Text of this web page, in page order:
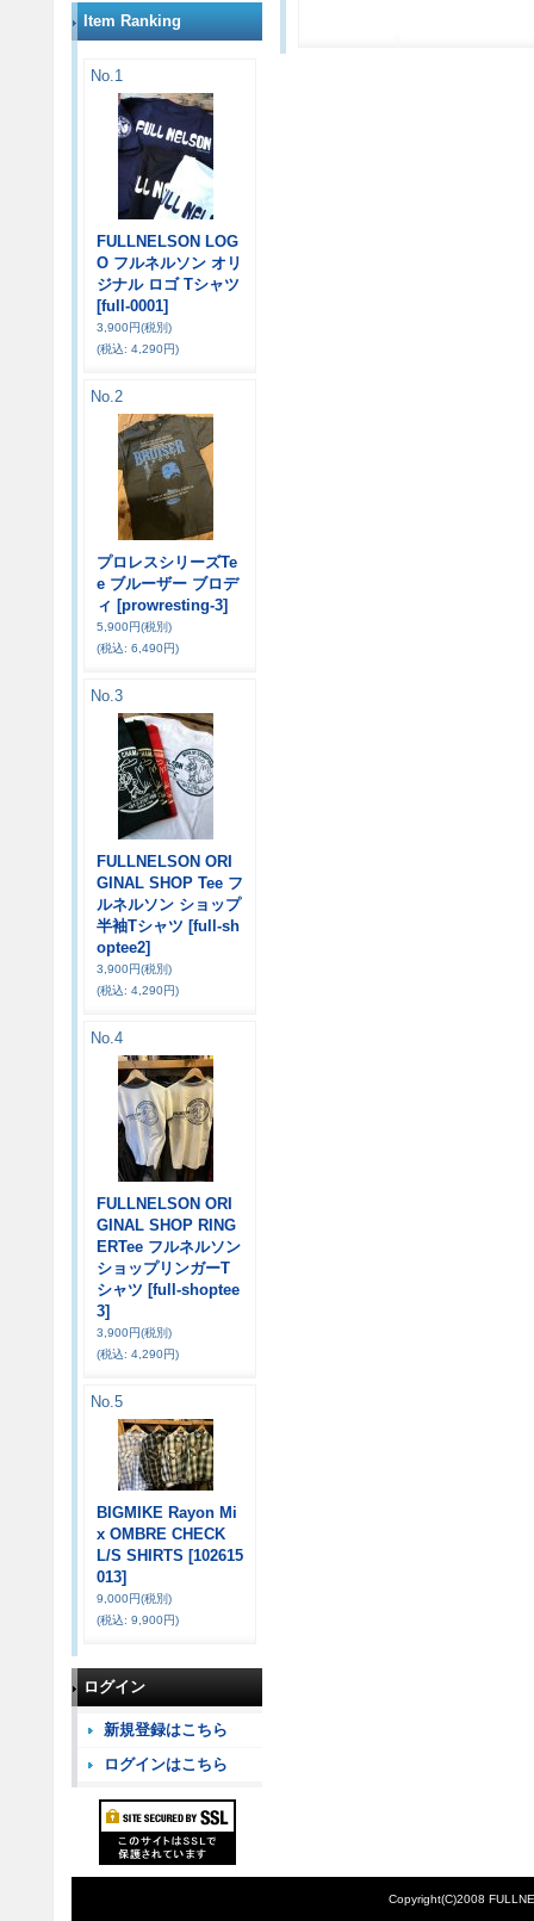
Item Ranking
No.1
FULLNELSON LOG
O フルネルソン オリ
ジナル ロゴ Tシャツ
[full-0001]
3,900円(税別)
(税込: 4,290円)
No.2
プロレスシリーズTe
e ブルーザー ブロデ
ィ [prowresting-3]
5,900円(税別)
(税込: 6,490円)
No.3
FULLNELSON ORI
GINAL SHOP Tee フ
ルネルソン ショップ
半袖Tシャツ [full-sh
optee2]
3,900円(税別)
(税込: 4,290円)
No.4
FULLNELSON ORI
GINAL SHOP RING
ERTee フルネルソン
ショップリンガーT
シャツ [full-shoptee
3]
3,900円(税別)
(税込: 4,290円)
No.5
BIGMIKE Rayon Mi
x OMBRE CHECK
L/S SHIRTS [102615
013]
9,000円(税別)
(税込: 9,900円)
ログイン
新規登録はこちら
ログインはこちら
Copyright(C)2008